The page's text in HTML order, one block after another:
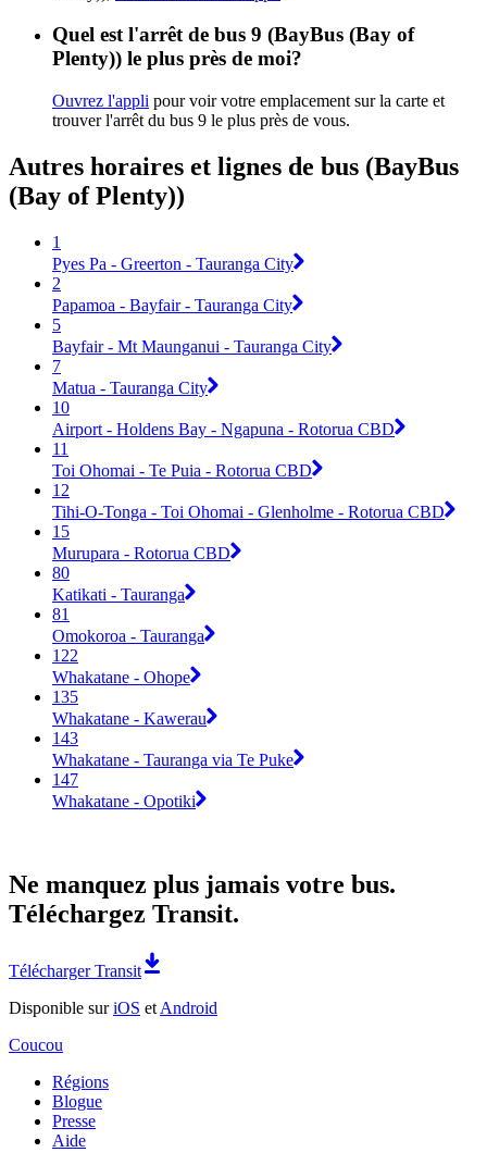
Quel est l'arrêt de bus 9 (BayBus (Bay of
Plenty)) le plus près de moi?
Ouvrez l'appli pour voir votre emplacement sur la carte et
trouver l'arrêt du bus 9 le plus près de vous.
Autres horaires et lignes de bus (BayBus
(Bay of Plenty))
1
Pyes Pa - Greerton - Tauranga City
2
Papamoa - Bayfair - Tauranga City
5
Bayfair - Mt Maunganui - Tauranga City
7
Matua - Tauranga City
10
Airport - Holdens Bay - Ngapuna - Rotorua CBD
11
Toi Ohomai - Te Puia - Rotorua CBD
12
Tihi-O-Tonga - Toi Ohomai - Glenholme - Rotorua CBD
15
Murupara - Rotorua CBD
80
Katikati - Tauranga
81
Omokoroa - Tauranga
122
Whakatane - Ohope
135
Whakatane - Kawerau
143
Whakatane - Tauranga via Te Puke
147
Whakatane - Opotiki
Ne manquez plus jamais votre bus.
Téléchargez Transit.
Télécharger Transit
Disponible suriOS et Android
Coucou
Régions
Blogue
Presse
Aide